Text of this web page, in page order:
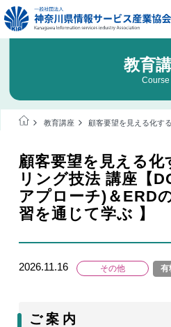
教育
Course
教育講座 顧客要望を見える化す
顧客要望を見える
リング技法 講座【
アプローチ)＆ERD
習を通じて学ぶ 】
2026.11.16 その他 有
ご 案 内